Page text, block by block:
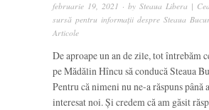
februarie 19, 2021 · by Steaua Libera |
sursă pentru informații despre Steaua
Articole
De aproape un an de zile, tot întrebăm
pe Mădălin Hîncu să conducă Steaua
Pentru că nimeni nu ne-a răspuns până
interesat noi. Și credem că am găsit